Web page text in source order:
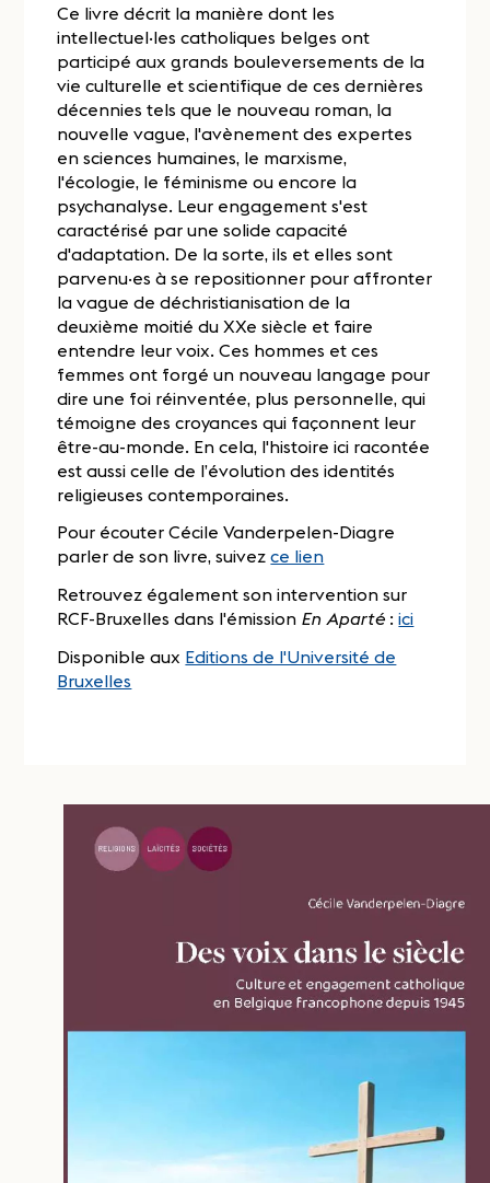
Ce livre décrit la manière dont les
intellectuel·les catholiques belges ont
participé aux grands bouleversements de la
vie culturelle et scientifique de ces dernières
décennies tels que le nouveau roman, la
nouvelle vague, l'avènement des expertes
en sciences humaines, le marxisme,
l'écologie, le féminisme ou encore la
psychanalyse. Leur engagement s'est
caractérisé par une solide capacité
d'adaptation. De la sorte, ils et elles sont
parvenu·es à se repositionner pour affronter
la vague de déchristianisation de la
deuxième moitié du XXe siècle et faire
entendre leur voix. Ces hommes et ces
femmes ont forgé un nouveau langage pour
dire une foi réinventée, plus personnelle, qui
témoigne des croyances qui façonnent leur
être-au-monde. En cela, l'histoire ici racontée
est aussi celle de l’évolution des identités
religieuses contemporaines.
Pour écouter Cécile Vanderpelen-Diagre
parler de son livre, suivezce lien
Retrouvez également son intervention sur
RCF-Bruxelles dans l'émission En Aparté :ici
Disponible aux Editions de l'Université de
Bruxelles